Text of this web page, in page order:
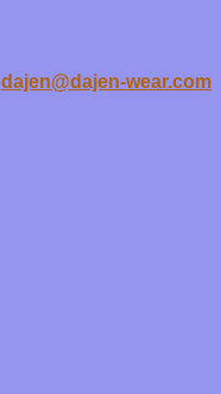
dajen@dajen-wear.com